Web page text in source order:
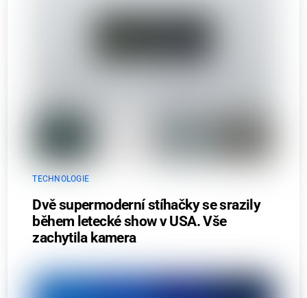
TECHNOLOGIE
Dvě supermoderní stíhačky se srazily
během letecké show v USA. Vše
zachytila kamera